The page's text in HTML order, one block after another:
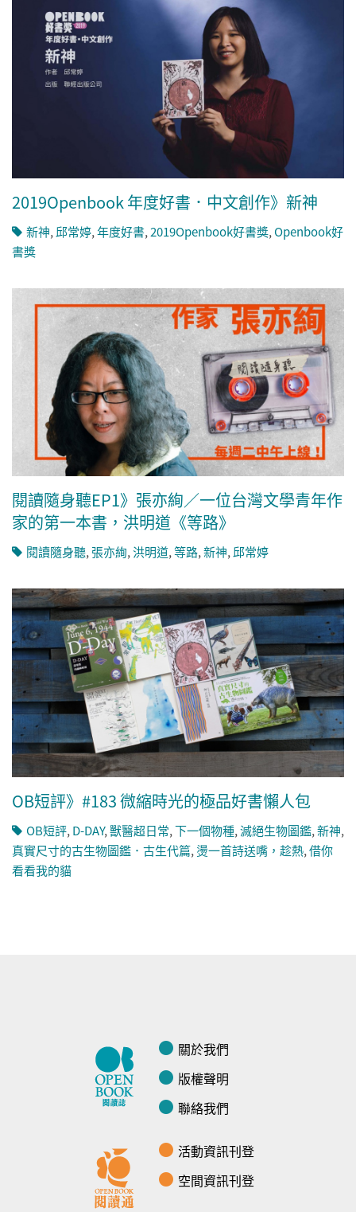
2019Openbook 年度好書．中文創作》新神
新神, 邱常婷,年度好書,2019Openbook好書獎,Openbook好
書獎
閱讀隨身聽EP1》張亦絢／一位台灣文學青年作
家的第一本書，洪明道《等路》
閱讀隨身聽,張亦絢,洪明道,等路,新神,邱常婷
OB短評》#183 微縮時光的極品好書懶人包
OB短評, D-DAY,獸醫超日常,下一個物種,滅絕生物圖鑑,新神,
真實尺寸的古生物圖鑑．古生代篇, 燙一首詩送嘴，趁熱,借你
看看我的貓
關於我們
版權聲明
聯絡我們
活動資訊刊登
空間資訊刊登